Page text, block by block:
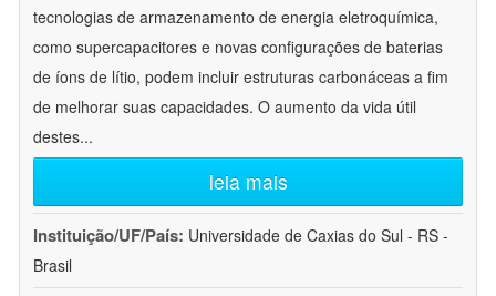
tecnologias de armazenamento de energia eletroquímica,
como supercapacitores e novas configurações de baterias
de íons de lítio, podem incluir estruturas carbonáceas a fim
de melhorar suas capacidades. O aumento da vida útil
destes...
leia mais
Instituição/UF/País: Universidade de Caxias do Sul - RS -
Brasil